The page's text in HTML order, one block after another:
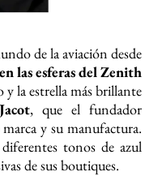
de la aviación desde
las esferas del Zenith
la estrella más brillante
, que el fundador
y su manufactura.
tonos de azul
de sus boutiques.